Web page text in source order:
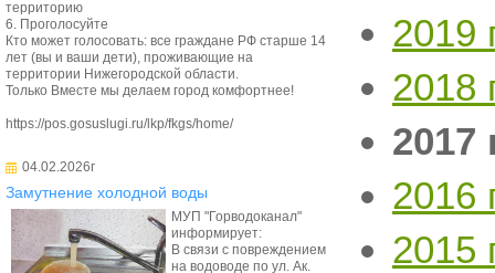
территорию
6. Проголосуйте
Кто может голосовать: все граждане РФ старше 14
лет (вы и ваши дети), проживающие на
территории Нижегородской области.
Только Вместе мы делаем город комфортнее!
https://pos.gosuslugi.ru/lkp/fkgs/home/
04.02.2026г
Замутнение холодной воды
МУП "Горводоканал"
информирует:
В связи с повреждением
на водоводе по ул. Ак.
2019
2018
2017
2016
2015